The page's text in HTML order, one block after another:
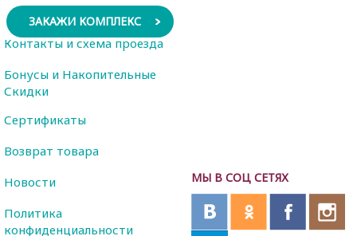
ЗАКАЖИ КОМПЛЕКС
МЫ В СОЦ СЕТЯХ
Контакты и схема проезда
Бонусы и Накопительные
Скидки
Сертификаты
Возврат товара
Новости
Политика
конфиденциальности